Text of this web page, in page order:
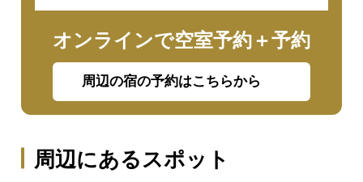
オンラインで空室予約＋予約
周辺の宿の予約はこちらから
周辺にあるスポット